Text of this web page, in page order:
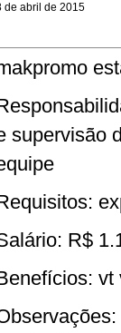
de abril de 2015
supervisão
R$
vt